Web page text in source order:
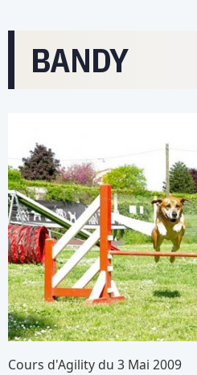
BANDY
Cours d'Agility du 3 Mai 2009